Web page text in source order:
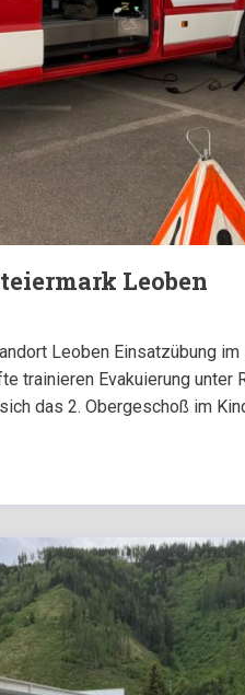
Leoben
Leoben Einsatzübung
trainieren Evakuierung unter
das 2. Obergeschoß im